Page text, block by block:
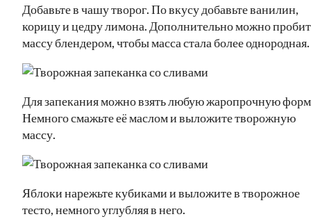
Добавьте в чашу творог. По вкусу добавьте ванилин,
корицу и цедру лимона. Дополнительно можно
массу блендером, чтобы масса стала более однородная.
Для запекания можно взять любую жаропрочную
Немного смажьте её маслом и выложите творожную
массу.
Яблоки нарежьте кубиками и выложите в творожное
тесто, немного углубляя в него.